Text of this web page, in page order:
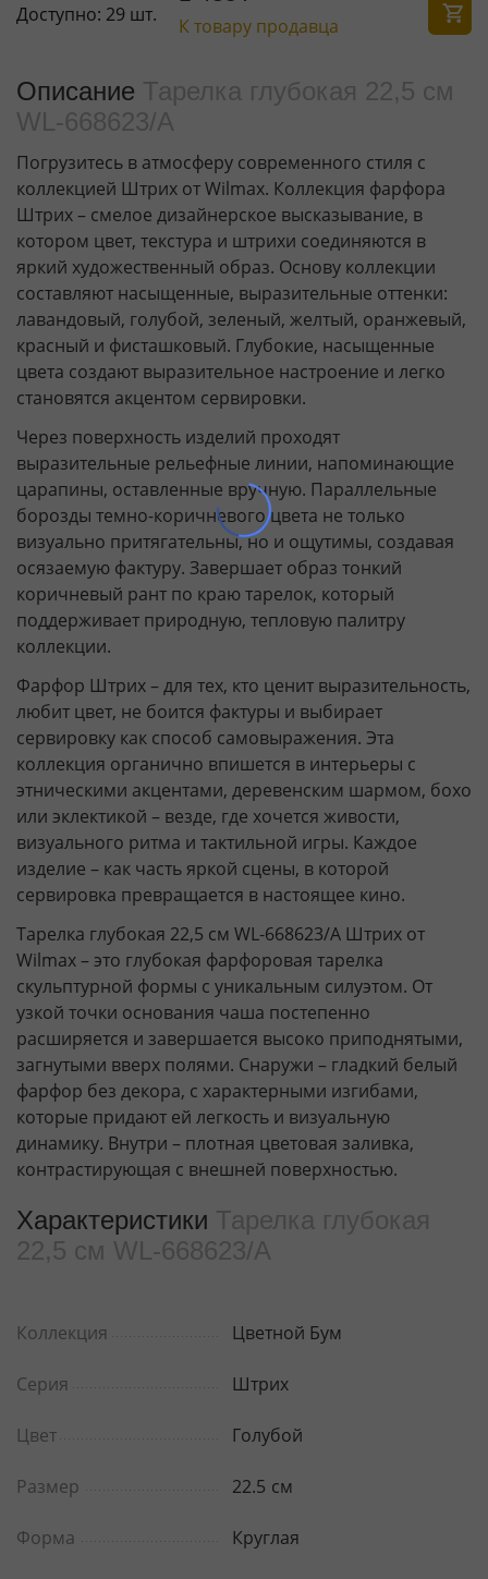
Доступно: 29 шт. К товару продавца
Описание Тарелка глубокая 22,5 см
WL‑668623/A
Погрузитесь в атмосферу современного стиля с
коллекцией Штрих от Wilmax. Коллекция фарфора
Штрих – смелое дизайнерское высказывание, в
котором цвет, текстура и штрихи соединяются в
яркий художественный образ. Основу коллекции
составляют насыщенные, выразительные оттенки:
лавандовый, голубой, зеленый, желтый, оранжевый,
красный и фисташковый. Глубокие, насыщенные
цвета создают выразительное настроение и легко
становятся акцентом сервировки.
Через поверхность изделий проходят
выразительные рельефные линии, напоминающие
царапины, оставленные вручную. Параллельные
борозды темно-коричневого цвета не только
визуально притягательны, но и ощутимы, создавая
осязаемую фактуру. Завершает образ тонкий
коричневый рант по краю тарелок, который
поддерживает природную, тепловую палитру
коллекции.
Фарфор Штрих – для тех, кто ценит выразительность,
любит цвет, не боится фактуры и выбирает
сервировку как способ самовыражения. Эта
коллекция органично впишется в интерьеры с
этническими акцентами, деревенским шармом, бохо
или эклектикой – везде, где хочется живости,
визуального ритма и тактильной игры. Каждое
изделие – как часть яркой сцены, в которой
сервировка превращается в настоящее кино.
Тарелка глубокая 22,5 см WL‑668623/A Штрих от
Wilmax – это глубокая фарфоровая тарелка
скульптурной формы с уникальным силуэтом. От
узкой точки основания чаша постепенно
расширяется и завершается высоко приподнятыми,
загнутыми вверх полями. Снаружи – гладкий белый
фарфор без декора, с характерными изгибами,
которые придают ей легкость и визуальную
динамику. Внутри – плотная цветовая заливка,
контрастирующая с внешней поверхностью.
Характеристики Тарелка глубокая
22,5 см WL‑668623/A
Коллекция Цветной Бум
Серия Штрих
Цвет Голубой
Размер 22.5 см
Форма Круглая